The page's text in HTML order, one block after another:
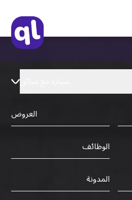
العروض
الوظائف
المدونة